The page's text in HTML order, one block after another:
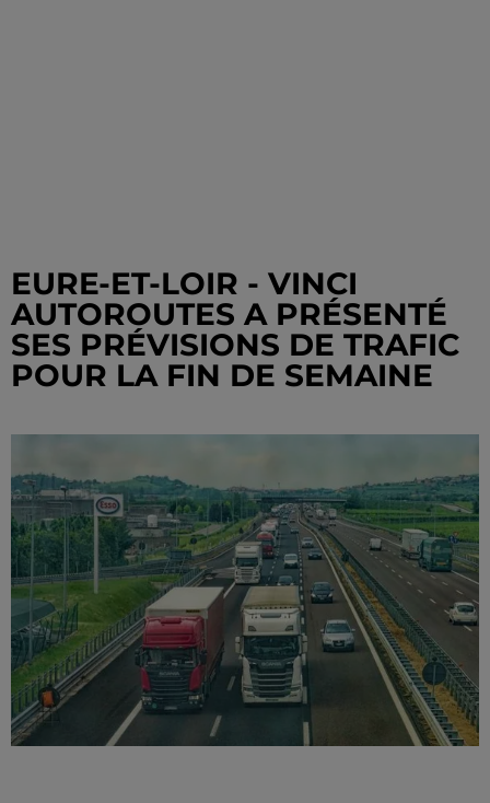
EURE-ET-LOIR - VINCI
AUTOROUTES A PRÉSENTÉ
SES PRÉVISIONS DE TRAFIC
POUR LA FIN DE SEMAINE